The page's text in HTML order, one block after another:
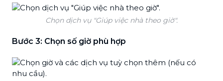
Chọn dịch vụ "Giúp việc nhà theo giờ".
Bước 3: Chọn số giờ phù hợp